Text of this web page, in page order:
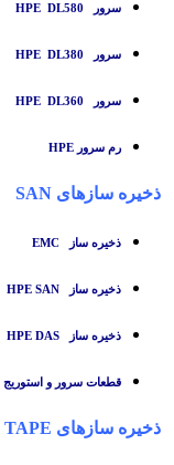
سرور HPE DL580
سرور HPE DL380
سرور HPE DL360
رم سرور HPE
ذخیره سازهای SAN
ذخیره ساز
ذخیره ساز HPE SAN
ذخیره ساز HPE DAS
قطعات سرور و استوریج
ذخیره سازهای TAPE